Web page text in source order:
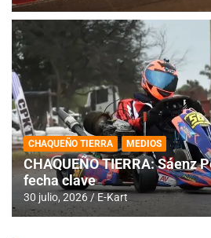
CHAQUEÑO TIERRA MEDIOS
CHAQUEÑO TIERRA: Sáenz
fecha clave
30 julio, 2026 E-Kart